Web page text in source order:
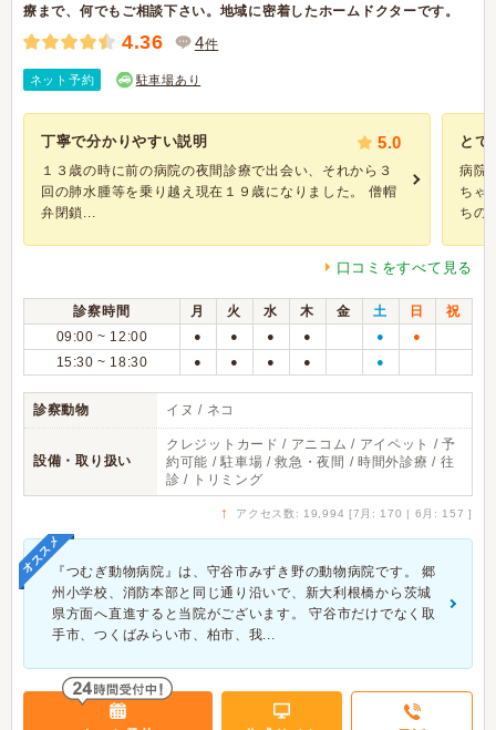
療まで、何でもご相談下さい。地域に密着したホームドクターです。
4.36 4件
ネット予約 駐車場あり
丁寧で分かりやすい説明 5.0
１３歳の時に前の病院の夜間診療で出会い、それから３
回の肺水腫等を乗り越え現在１９歳になりました。 僧帽
弁閉鎖...
とて
病院
ちゃ
ちの
口コミをすべて見る
診察時間 月 火 水 木 金 土 日
祝
09:00 ~ 12:00
● ● ● ● ● ●
15:30 ~ 18:30 ● ● ● ● ●
診察動物 イヌ / ネコ
設備・取り扱い
クレジットカード / アニコム / アイペット / 予
約可能 / 駐車場 / 救急・夜間 / 時間外診療 / 往
診 / トリミング
↑ アクセス数: 19,994 [7月: 170 | 6月: 157 ]
オススメ『つむぎ動物病院』は、守谷市みずき野の動物病院です。 郷
州小学校、消防本部と同じ通り沿いで、新大利根橋から茨城
県方面へ直進すると当院がございます。 守谷市だけでなく取
手市、つくばみらい市、柏市、我...